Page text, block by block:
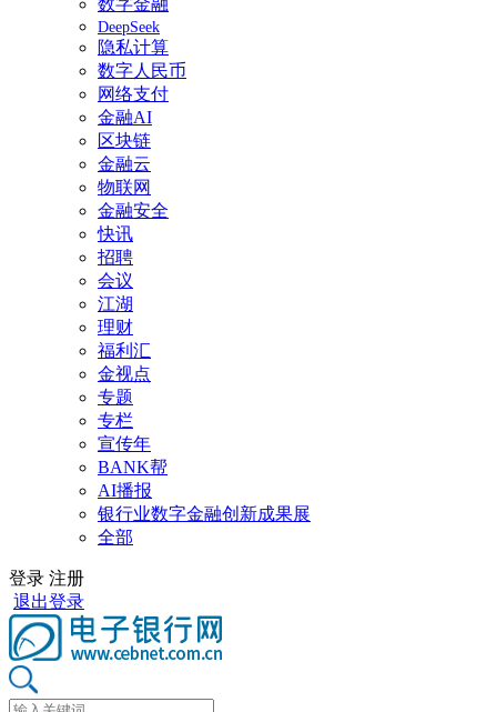
DeepSeek
隐私计算
数字人民币
网络支付
金融AI
区块链
金融云
物联网
金融安全
快讯
招聘
会议
江湖
理财
福利汇
金视点
专题
专栏
宣传年
BANK帮
AI播报
银行业数字金融创新成果展
全部
登录 注册
退出登录